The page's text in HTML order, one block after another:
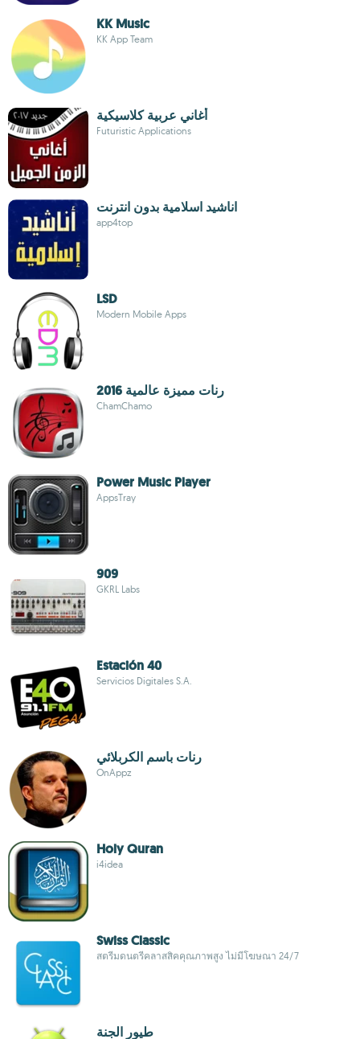
KK Music
KK App Team
أغاني عربية كلاسيكية
Futuristic Applications
اناشيد اسلامية بدون انترنت
app4top
LSD
Modern Mobile Apps
رنات مميزة عالمية 2016
ChamChamo
Power Music Player
AppsTray
909
GKRL Labs
Estación 40
Servicios Digitales S.A.
رنات باسم الكربلائي
OnAppz
Holy Quran
i4idea
Swiss Classic
สตรีมดนตรีคลาสสิคคุณภาพสูง ไม่มีโฆษณา 24/7
طيور الجنة